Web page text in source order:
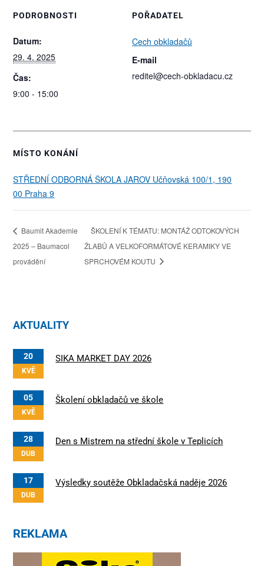
PODROBNOSTI
Datum:
29. 4. 2025
Čas:
9:00 - 15:00
POŘADATEL
Cech obkladačů
E-mail
reditel@cech-obkladacu.cz
MÍSTO KONÁNÍ
STŘEDNÍ ODBORNÁ ŠKOLA JAROV Učňovská 100/1, 190
00 Praha 9
Baumit Akademie
2025 – Baumacol
provádění
ŠKOLENÍ K TÉMATU: MONTÁŽ ODTOKOVÝCH
ŽLABŮ A VELKOFORMÁTOVÉ KERAMIKY VE
SPRCHOVÉM KOUTU
AKTUALITY
20
KVĚ
SIKA MARKET DAY 2026
05
KVĚ
Školení obkladačů ve škole
28
DUB
Den s Mistrem na střední škole v Teplicích
17
DUB
Výsledky soutěže Obkladačská naděje 2026
REKLAMA